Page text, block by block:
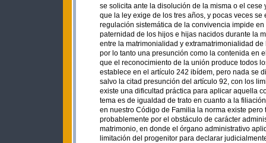
se solicita ante la disolución de la misma o el
que la ley exige de los tres años, y pocas veces
regulación sistemática de la convivencia impide
paternidad de los hijos e hijas nacidos durante la
entre la matrimonialidad y extramatrimonialidad
por lo tanto una presunción como la contenida en
que el reconocimiento de la unión produce todos
establece en el artículo 242 ibídem, pero nada se
salvo la citad presunción del artículo 92, con los
existe una dificultad práctica para aplicar aquella
tema es de igualdad de trato en cuanto a la
en nuestro Código de Familia la norma existe
probablemente por el obstáculo de carácter
matrimonio, en donde el órgano administrativo
limitación del progenitor para declarar